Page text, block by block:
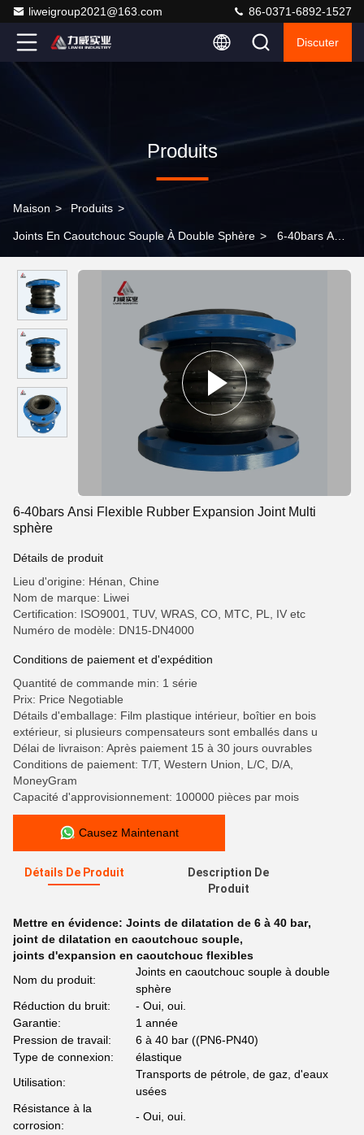
liweigroup2021@163.com 86-0371-6892-1527
Discuter
Produits
Maison > Produits >
Joints En Caoutchouc Souple À Double Sphère > 6-40bars Ansi
6-40bars Ansi Flexible Rubber Expansion Joint Multi
sphère
Détails de produit
Lieu d'origine: Hénan, Chine
Nom de marque: Liwei
Certification: ISO9001, TUV, WRAS, CO, MTC, PL, IV etc
Numéro de modèle: DN15-DN4000
Conditions de paiement et d'expédition
Quantité de commande min: 1 série
Prix: Price Negotiable
Détails d'emballage: Film plastique intérieur, boîtier en bois
extérieur, si plusieurs compensateurs sont emballés dans u
Délai de livraison: Après paiement 15 à 30 jours ouvrables
Conditions de paiement: T/T, Western Union, L/C, D/A,
MoneyGram
Capacité d'approvisionnement: 100000 pièces par mois
Causez Maintenant
Détails De Produit
Description De
Produit
Mettre en évidence: Joints de dilatation de 6 à 40 bar,
joint de dilatation en caoutchouc souple,
joints d'expansion en caoutchouc flexibles
Nom du produit:
Joints en caoutchouc souple à double
sphère
Réduction du bruit:
- Oui, oui.
Garantie:
1 année
Pression de travail:
6 à 40 bar ((PN6-PN40)
Type de connexion:
élastique
Utilisation:
Transports de pétrole, de gaz, d'eaux
usées
Résistance à la
corrosion:
- Oui, oui.